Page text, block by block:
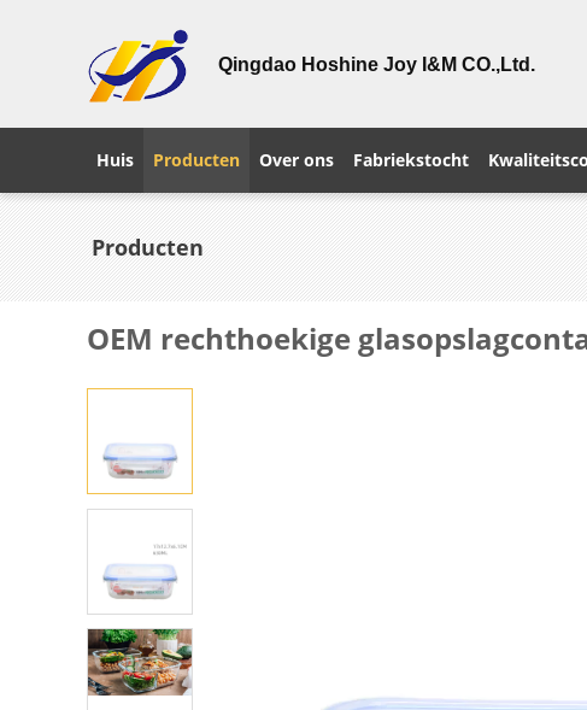
Qingdao Hoshine Joy I&M CO.,Ltd.
Huis Producten Over ons Fabriekstocht
Producten
OEM rechthoekige